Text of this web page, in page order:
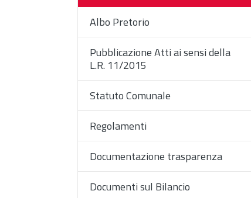
Albo Pretorio
Pubblicazione Atti ai sensi della
L.R. 11/2015
Statuto Comunale
Regolamenti
Documentazione trasparenza
Documenti sul Bilancio